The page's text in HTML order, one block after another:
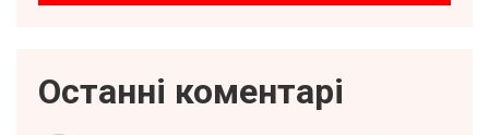
Останні коментарі